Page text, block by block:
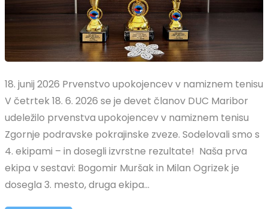
18. junij 2026 Prvenstvo upokojencev v namiznem tenisu
V četrtek 18. 6. 2026 se je devet članov DUC Maribor
udeležilo prvenstva upokojencev v namiznem tenisu
Zgornje podravske pokrajinske zveze. Sodelovali smo s
4. ekipami – in dosegli izvrstne rezultate! Naša prva
ekipa v sestavi: Bogomir Muršak in Milan Ogrizek je
dosegla 3. mesto, druga ekipa…